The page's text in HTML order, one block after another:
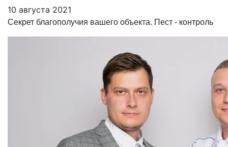
10 августа 2021
Секрет благополучия вашего объекта. Пест - контроль